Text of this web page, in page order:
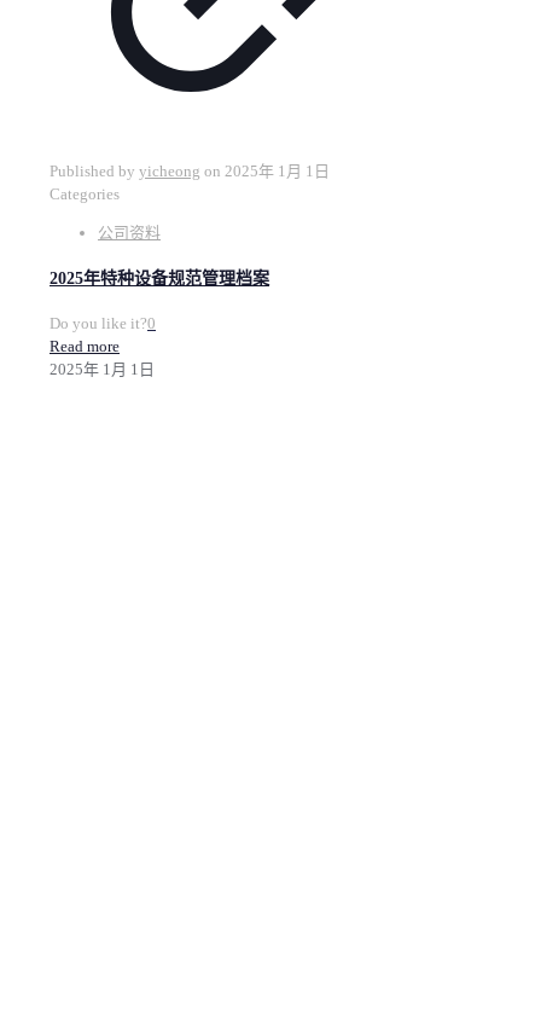
Published by yicheong on 2025年 1月 1日
Categories
公司资料
2025年特种设备规范管理档案
Do you like it?0
Read more
2025年 1月 1日